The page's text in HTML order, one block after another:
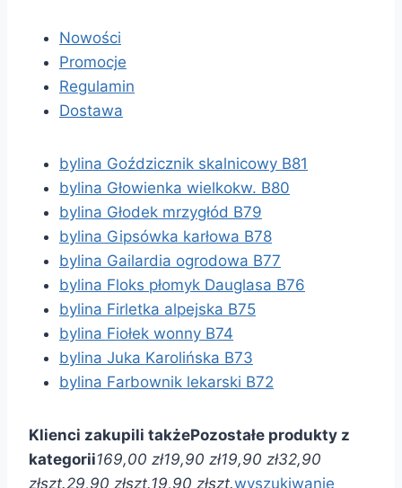
Nowości
Promocje
Regulamin
Dostawa
bylina Goździcznik skalnicowy B81
bylina Głowienka wielkokw. B80
bylina Głodek mrzygłód B79
bylina Gipsówka karłowa B78
bylina Gailardia ogrodowa B77
bylina Floks płomyk Dauglasa B76
bylina Firletka alpejska B75
bylina Fiołek wonny B74
bylina Juka Karolińska B73
bylina Farbownik lekarski B72
Klienci zakupili takżePozostałe produkty z
kategorii169,00 zł19,90 zł19,90 zł32,90
złszt.29,90 złszt.19,90 złszt.wyszukiwanie